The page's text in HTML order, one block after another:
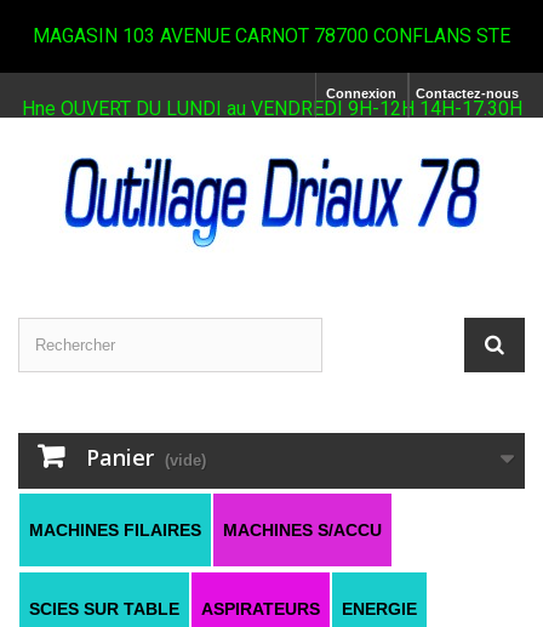
MAGASIN 103 AVENUE CARNOT 78700 CONFLANS STE
Hne OUVERT DU LUNDI au VENDREDI 9H-12H 14H-17.30H
Contactez-nous
Connexion
Panier (vide)
MACHINES FILAIRES MACHINES S/ACCU
SCIES SUR TABLE ASPIRATEURS ENERGIE